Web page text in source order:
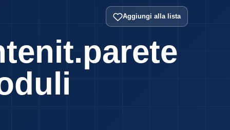
Aggiungi alla lista